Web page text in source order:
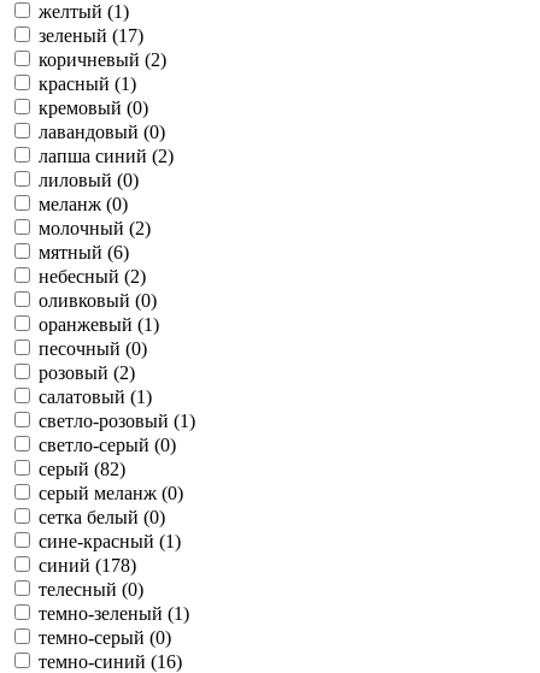
желтый (1)
зеленый (17)
коричневый (2)
красный (1)
кремовый (0)
лавандовый (0)
лапша синий (2)
лиловый (0)
меланж (0)
молочный (2)
мятный (6)
небесный (2)
оливковый (0)
оранжевый (1)
песочный (0)
розовый (2)
салатовый (1)
светло-розовый (1)
светло-серый (0)
серый (82)
серый меланж (0)
сетка белый (0)
сине-красный (1)
синий (178)
телесный (0)
темно-зеленый (1)
темно-серый (0)
темно-синий (16)